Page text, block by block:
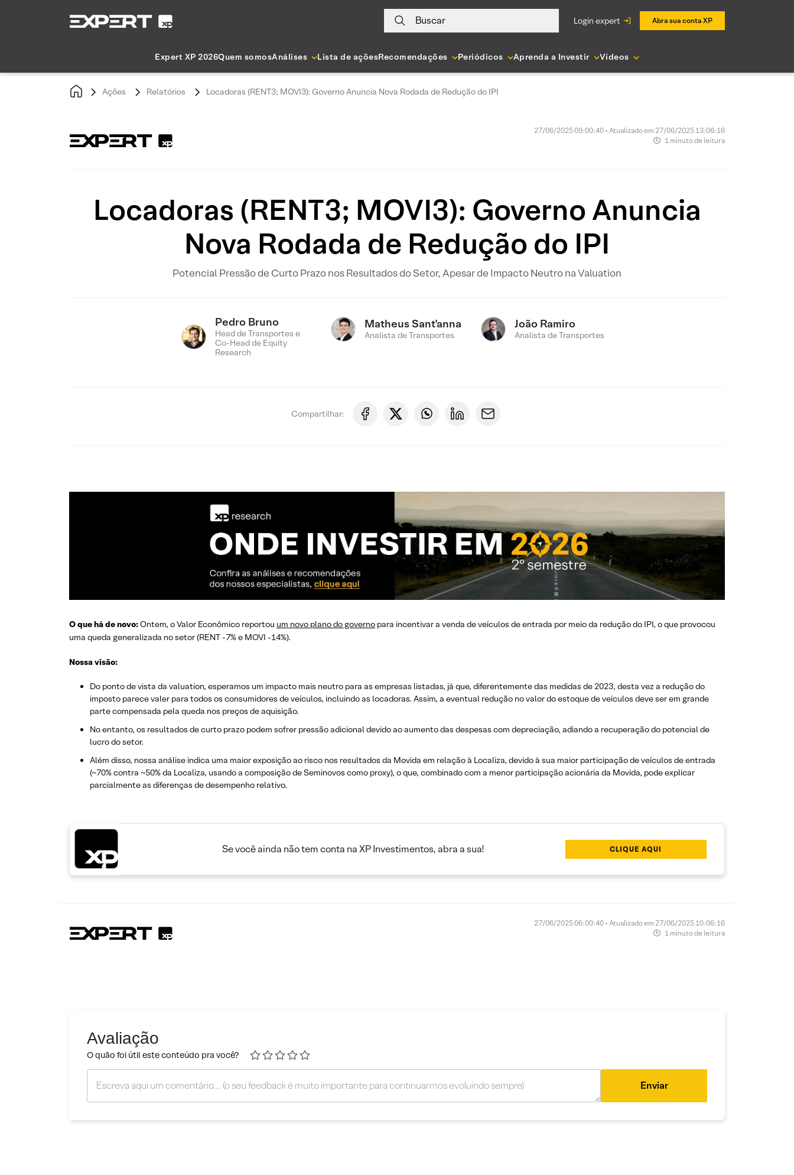
Buscar login expert Abra sua conta XP
Expert XP 2026Quem somosAnálises Lista de açõesRecomendações Periódicos Aprenda a Investir Vídeos
Ações Relatórios Locadoras (RENT3; MOVI3): Governo Anuncia Nova Rodada de Redução do IPI
27/06/2025 09:00:40 • Atualizado em 27/06/2025 13:06:16
1 minuto de leitura
Locadoras (RENT3; MOVI3): Governo Anuncia
Nova Rodada de Redução do IPI
Potencial Pressão de Curto Prazo nos Resultados do Setor, Apesar de Impacto Neutro na Valuation
Pedro Bruno
Head de Transportes e
Co-Head de Equity
Research
Matheus Sant'anna
Analista de Transportes
João Ramiro
Analista de Transportes
Compartilhar:
O que há de novo:Ontem, o Valor Econômico reportou um novo plano do governo para incentivar a venda de veículos de entrada por meio da redução do IPI, o que provocou
uma queda generalizada no setor (RENT -7% e MOVI -14%).
Nossa visão:
Do ponto de vista da valuation, esperamos um impacto mais neutro para as empresas listadas, já que, diferentemente das medidas de 2023, desta vez a redução do
imposto parece valer para todos os consumidores de veículos, incluindo as locadoras. Assim, a eventual redução no valor do estoque de veículos deve ser em grande
parte compensada pela queda nos preços de aquisição.
No entanto, os resultados de curto prazo podem sofrer pressão adicional devido ao aumento das despesas com depreciação, adiando a recuperação do potencial de
lucro do setor.
Além disso, nossa análise indica uma maior exposição ao risco nos resultados da Movida em relação à Localiza, devido à sua maior participação de veículos de entrada
(~70% contra ~50% da Localiza, usando a composição de Seminovos como proxy), o que, combinado com a menor participação acionária da Movida, pode explicar
parcialmente as diferenças de desempenho relativo.
Se você ainda não tem conta na XP Investimentos, abra a sua! CLIQUE AQUI
27/06/2025 06:00:40 • Atualizado em 27/06/2025 10:06:16
1 minuto de leitura
Avaliação
O quão foi útil este conteúdo pra você?
Enviar